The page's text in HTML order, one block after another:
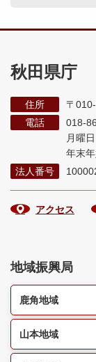
秋田県庁
住所
〒
電話
018-
月曜
年末年
法人番号
アクセス
地域振興局
鹿角地域
山本地域